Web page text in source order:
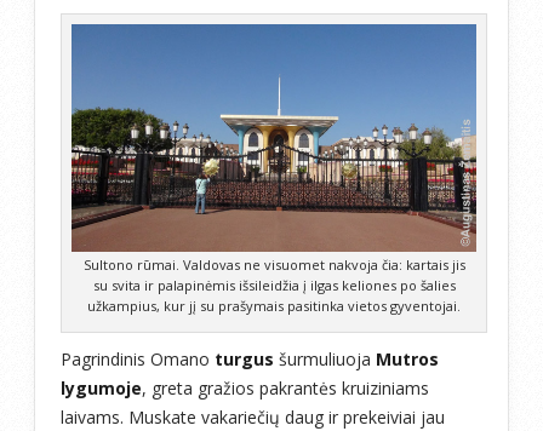
Sultono rūmai. Valdovas ne visuomet nakvoja čia: kartais jis
su svita ir palapinėmis išsileidžia į ilgas keliones po šalies
užkampius, kur jį su prašymais pasitinka vietos gyventojai.
Pagrindinis Omano turgus šurmuliuoja Mutros
lygumoje, greta gražios pakrantės kruiziniams
laivams. Muskate vakariečių daug ir prekeiviai jau